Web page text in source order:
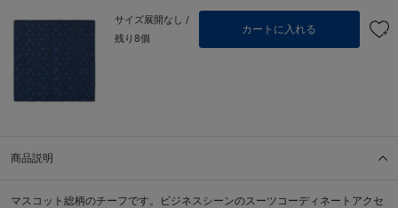
サイズ展開なし /
残り8個
カートに入れる
商品説明
マスコット総柄のチーフです。ビジネスシーンのスーツコーディネートアクセ